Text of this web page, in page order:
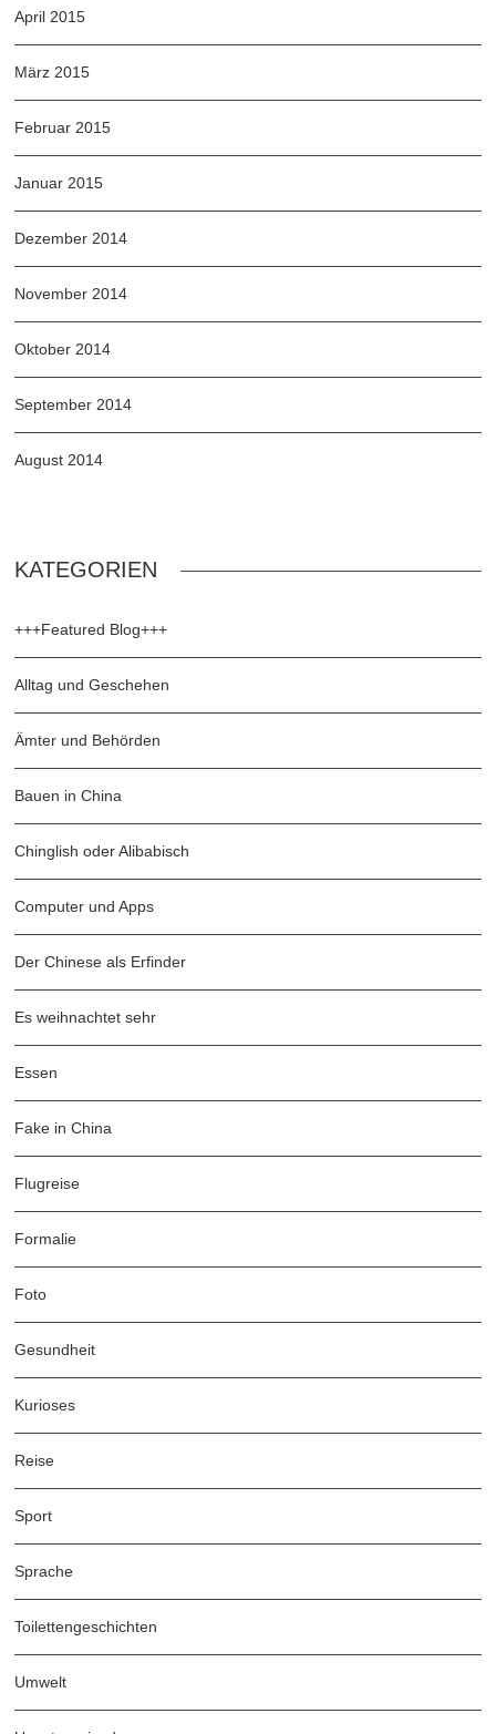
April 2015
März 2015
Februar 2015
Januar 2015
Dezember 2014
November 2014
Oktober 2014
September 2014
August 2014
KATEGORIEN
+++Featured Blog+++
Alltag und Geschehen
Ämter und Behörden
Bauen in China
Chinglish oder Alibabisch
Computer und Apps
Der Chinese als Erfinder
Es weihnachtet sehr
Essen
Fake in China
Flugreise
Formalie
Foto
Gesundheit
Kurioses
Reise
Sport
Sprache
Toilettengeschichten
Umwelt